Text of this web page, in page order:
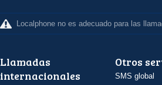
Localphone no es adecuado para las
Llamadas
internacionales
Otros
SMS global